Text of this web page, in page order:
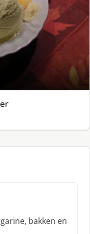
bakken en